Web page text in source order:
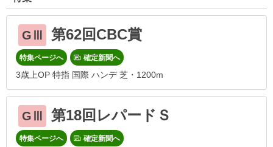
GⅢ 第62回CBC賞
特集ページへ 確定新聞へ
3歳上OP 特指 国際 ハンデ 芝・1200m
GⅢ 第18回レパードＳ
特集ページへ 確定新聞へ